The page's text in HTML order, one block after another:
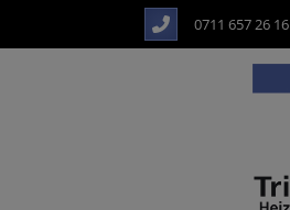
0711 657 26 16